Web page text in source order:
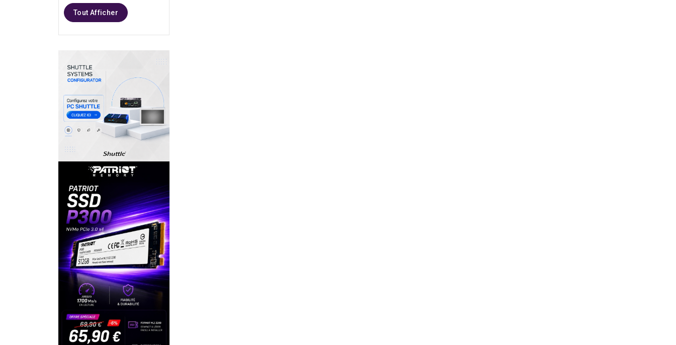
Tout Afficher